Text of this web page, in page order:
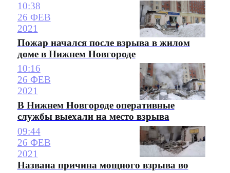
10:38
26 ФЕВ
2021
Пожар начался после взрыва в жилом
доме в Нижнем Новгороде
10:16
26 ФЕВ
2021
В Нижнем Новгороде оперативные
службы выехали на место взрыва
09:44
26 ФЕВ
2021
Названа причина мощного взрыва во